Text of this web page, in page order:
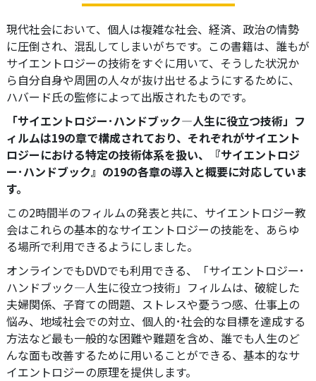
現代社会において、個人は複雑な社会、経済、政治の情勢
に圧倒され、混乱してしまいがちです。この書籍は、誰もが
サイエントロジーの技術をすぐに用いて、そうした状況か
ら自分自身や周囲の人々が抜け出せるようにするために、
ハバード氏の監修によって出版されたものです。
「サイエントロジー･ハンドブック―人生に役立つ技術」フ
ィルムは19の章で構成されており、それぞれがサイエント
ロジーにおける特定の技術体系を扱い、『サイエントロジ
ー･ハンドブック』の19の各章の導入と概要に対応していま
す。
この2時間半のフィルムの発表と共に、サイエントロジー教
会はこれらの基本的なサイエントロジーの技能を、あらゆ
る場所で利用できるようにしました。
オンラインでもDVDでも利用できる、「サイエントロジー･
ハンドブック―人生に役立つ技術」フィルムは、破綻した
夫婦関係、子育ての問題、ストレスや憂うつ感、仕事上の
悩み、地域社会での対立、個人的･社会的な目標を達成する
方法など最も一般的な困難や難題を含め、誰でも人生のど
んな面も改善するために用いることができる、基本的なサ
イエントロジーの原理を提供します。